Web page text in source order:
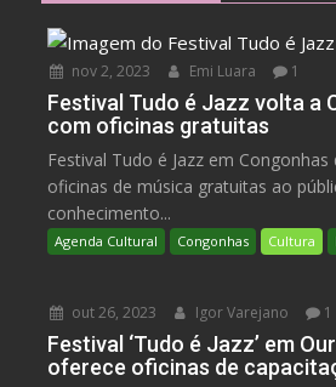
nov 2, 2023 Emi Luara 1
Festival Tudo é Jazz volta a
com oficinas gratuitas
Festival Tudo é Jazz em Congonhas
oficinas de música gratuitas ao
conhecimento...
Agenda Cultural Congonhas Cultura
out 26, 2023 Igor Varejano 1
Festival ‘Tudo é Jazz’ em
oferece oficinas de